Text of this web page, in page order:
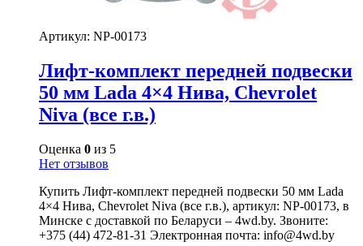
Артикул: NP-00173
Лифт-комплект передней подвески
50 мм Lada 4×4 Нива, Chevrolet
Niva (все г.в.)
Оценка 0 из 5
Нет отзывов
Купить Лифт-комплект передней подвески 50 мм Lada
4×4 Нива, Chevrolet Niva (все г.в.), артикул: NP-00173, в
Минске с доставкой по Беларуси – 4wd.by. Звоните:
+375 (44) 472-81-31 Электронная почта: info@4wd.by